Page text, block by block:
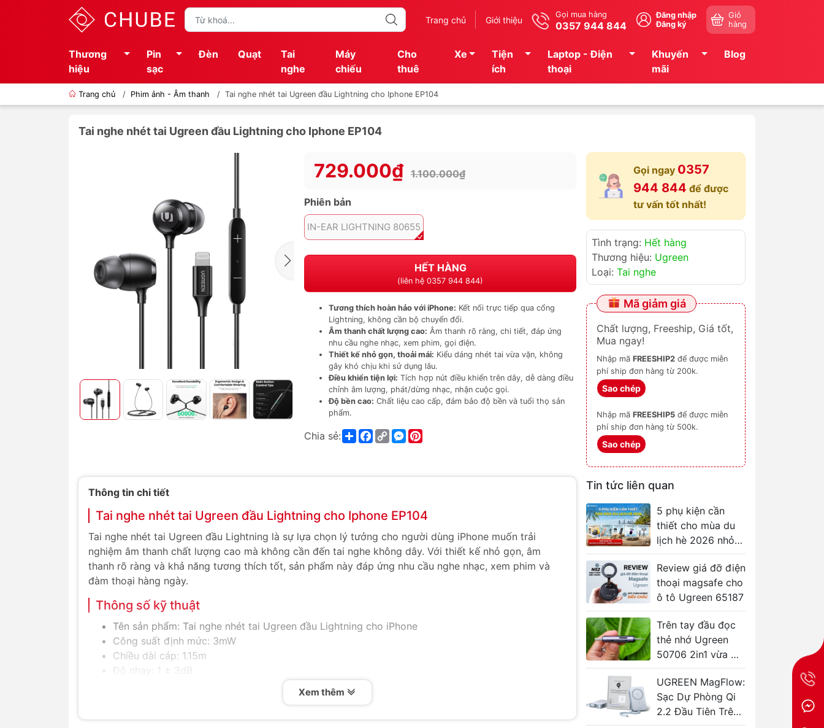
Trang chủ Giới thiệu Gọi mua hàng
0357 944 844
Đăng nhập
Đăng ký
Giỏ
hàng
Thương
hiệu
Pin
sạc
Đèn Quạt
Tai
nghe
Máy
chiếu
Cho
thuê
Xe
Tiện
ích
Laptop - Điện
thoại
Khuyến
mãi
Blog
Trang chủ / Phim ảnh - Âm thanh / Tai nghe nhét tai Ugreen đầu Lightning cho Iphone EP104
Tai nghe nhét tai Ugreen đầu Lightning cho Iphone EP104
729.000₫ 1.100.000₫
Phiên bản
IN-EAR LIGHTNING 80655
HẾT HÀNG
(liên hệ 0357 944 844)
Tương thích hoàn hảo với iPhone: Kết nối trực tiếp qua cổng
Lightning, không cần bộ chuyển đổi.
Âm thanh chất lượng cao: Âm thanh rõ ràng, chi tiết, đáp ứng
nhu cầu nghe nhạc, xem phim, gọi điện.
Thiết kế nhỏ gọn, thoải mái: Kiểu dáng nhét tai vừa vặn, không
gây khó chịu khi sử dụng lâu.
Điều khiển tiện lợi: Tích hợp nút điều khiển trên dây, dễ dàng điều
chỉnh âm lượng, phát/dừng nhạc, nhận cuộc gọi.
Độ bền cao: Chất liệu cao cấp, đảm bảo độ bền và tuổi thọ sản
phẩm.
Chia sẻ: ShareFacebook
Copy
Link
Messenger
Gọi ngay 0357
944 844 để được
tư vấn tốt nhất!
Tình trạng: Hết hàng
Thương hiệu: Ugreen
Loại: Tai nghe
Mã giảm giá
Chất lượng, Freeship, Giá tốt,
Mua ngay!
Nhập mã FREESHIP2
phí ship đơn hàng từ 200k.
Sao chép
Nhập mã FREESHIP5
phí ship đơn hàng từ 500k.
Sao chép
Tin tức liên quan
5 phụ kiện cần
thiết cho mùa du
lịch hè 2026 nhỏ
gọn và hữu ích
Review giá đỡ điện
thoại magsafe cho
ô tô Ugreen 65187
Trên tay đầu đọc
thẻ nhớ Ugreen
50706 2in1 vừa C
vừa A tiện lợi
UGREEN MagFlow:
Sạc Dự Phòng Qi
2.2 Đầu Tiên Trên
Thông tin chi tiết
Tai nghe nhét tai Ugreen đầu Lightning cho Iphone EP104
Tai nghe nhét tai Ugreen đầu Lightning là sự lựa chọn lý tưởng cho người dùng iPhone muốn trải
nghiệm âm thanh chất lượng cao mà không cần đến tai nghe không dây. Với thiết kế nhỏ gọn, âm
thanh rõ ràng và khả năng tương thích tốt, sản phẩm này đáp ứng nhu cầu nghe nhạc, xem phim và
đàm thoại hàng ngày.
Thông số kỹ thuật
Tên sản phẩm: Tai nghe nhét tai Ugreen đầu Lightning cho iPhone
Công suất định mức: 3mW
Chiều dài cáp: 1.15m
Độ nhạy: 1 ± 3dB
Xem thêm